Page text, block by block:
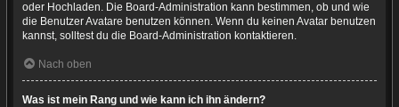
oder Hochladen. Die Board-Administration kann bestimmen, ob und wie
die Benutzer Avatare benutzen können. Wenn du keinen Avatar benutzen
kannst, solltest du die Board-Administration kontaktieren.
Nach oben
Was ist mein Rang und wie kann ich ihn ändern?